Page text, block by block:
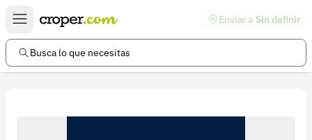
Enviar a Sin definir
Busca lo que necesitas
Enlaces de interés
Preguntas frecuentes